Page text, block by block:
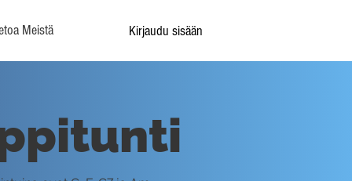
Meistä Kirjaudu sisään